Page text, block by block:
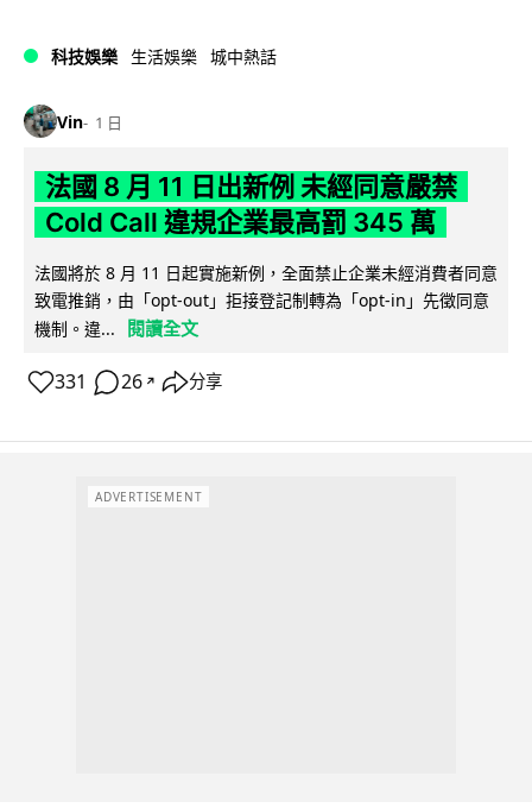
科技娛樂 生活娛樂 城中熱話
Vin 1 日
法國 8 月 11 日出新例 未經同意嚴禁
Cold Call 違規企業最高罰 345 萬
法國將於 8 月 11 日起實施新例，全面禁止企業未經消費者同意
致電推銷，由「opt-out」拒接登記制轉為「opt-in」先徵同意
機制。違...
閱讀全文
331 26 ↗ 分享
ADVERTISEMENT